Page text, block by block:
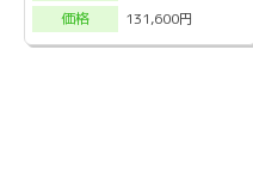
価格
131,600円